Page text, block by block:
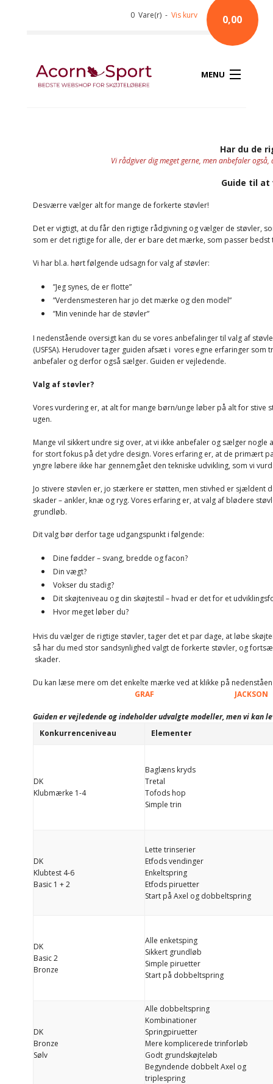
0 Vare(r) - Vis kurv 0,00
MENU
Har du de
Vi rådgiver dig meget gerne, men anbefaler
Guide til
Desværre vælger alt for mange de forkerte støvler!
Det er vigtigt, at du får den rigtige rådgivning og vælger de støvler,
som er det rigtige for alle, der er bare det mærke, som passer bedst
Vi har bl.a. hørt følgende udsagn for valg af støvler:
”Jeg synes, de er flotte”
”Verdensmesteren har jo det mærke og den model”
”Min veninde har de støvler”
I nedenstående oversigt kan du se vores anbefalinger til valg af
(USFSA). Herudover tager guiden afsæt i vores egne erfaringer
anbefaler og derfor også sælger. Guiden er vejledende.
Valg af støvler?
Vores vurdering er, at alt for mange børn/unge løber på alt for
ugen.
Mange vil sikkert undre sig over, at vi ikke anbefaler og sælger
for stort fokus på det ydre design. Vores erfaring er, at de primært
yngre løbere ikke har gennemgået den tekniske udvikling, som vi
Jo stivere støvlen er, jo stærkere er støtten, men stivhed er sjældent
skader – ankler, knæ og ryg. Vores erfaring er, at valg af blødere
grundløb.
Dit valg bør derfor tage udgangspunkt i følgende:
Dine fødder – svang, bredde og facon?
Din vægt?
Vokser du stadig?
Dit skøjteniveau og din skøjtestil – hvad er det for et
Hvor meget løber du?
Hvis du vælger de rigtige støvler, tager det et par dage, at løbe
så har du med stor sandsynlighed valgt de forkerte støvler, og
skader.
Du kan læse mere om det enkelte mærke ved at klikke på
GRAF
JACKSON
Guiden er vejledende og indeholder udvalgte modeller, men vi kan
Konkurrenceniveau
Elementer
DK
Klubmærke 1-4
Baglæns kryds
Tretal
Tofods hop
Simple trin
DK
Klubtest 4-6
Basic 1 + 2
Lette trinserier
Etfods vendinger
Enkeltspring
Etfods piruetter
Start på Axel og dobbeltspring
DK
Basic 2
Bronze
Alle enketsping
Sikkert grundløb
Simple piruetter
Start på dobbeltspring
DK
Bronze
Sølv
Alle dobbeltspring
Kombinationer
Springpiruetter
Mere komplicerede trinforløb
Godt grundskøjteløb
Begyndende dobbelt Axel og
triplespring